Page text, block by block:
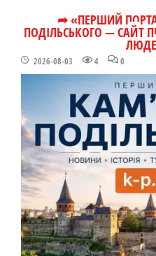
➦ «ПЕРШИЙ
ПОДІЛЬСЬКОГО — САЙТ
2026-08-03 4 0